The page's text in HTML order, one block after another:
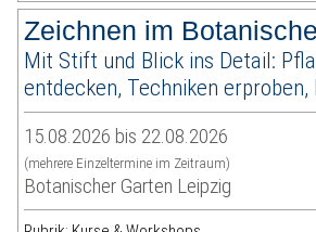
Zeichnen im
Mit Stift und Blick ins Detail:
entdecken, Techniken
15.08.2026 bis 22.08.2026
(mehrere Einzeltermine im Zeitraum)
Botanischer Garten Leipzig